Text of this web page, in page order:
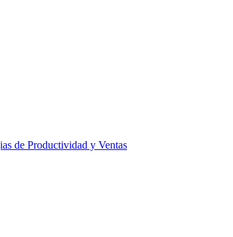
de Productividad y Ventas